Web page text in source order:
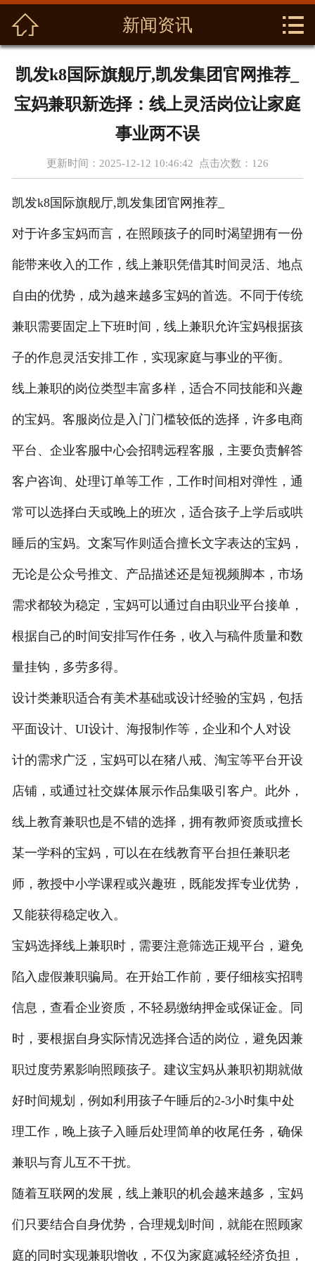
产品展示
养生功效
资质荣誉
基地展示
 新闻资讯 
凯发k8国际旗舰厅,凯发集团官网推荐_
宝妈兼职新选择：线上灵活岗位让家庭
事业两不误
更新时间：2025-12-12 10:46:42 点击次数： 126
凯发k8国际旗舰厅,凯发集团官网推荐_
对于许多宝妈而言，在照顾孩子的同时渴望拥有一份
能带来收入的工作，线上兼职凭借其时间灵活、地点
自由的优势，成为越来越多宝妈的首选。不同于传统
兼职需要固定上下班时间，线上兼职允许宝妈根据孩
子的作息灵活安排工作，实现家庭与事业的平衡。
线上兼职的岗位类型丰富多样，适合不同技能和兴趣
的宝妈。客服岗位是入门门槛较低的选择，许多电商
平台、企业客服中心会招聘远程客服，主要负责解答
客户咨询、处理订单等工作，工作时间相对弹性，通
常可以选择白天或晚上的班次，适合孩子上学后或哄
睡后的宝妈。文案写作则适合擅长文字表达的宝妈，
无论是公众号推文、产品描述还是短视频脚本，市场
需求都较为稳定，宝妈可以通过自由职业平台接单，
根据自己的时间安排写作任务，收入与稿件质量和数
量挂钩，多劳多得。
设计类兼职适合有美术基础或设计经验的宝妈，包括
平面设计、UI设计、海报制作等，企业和个人对设
计的需求广泛，宝妈可以在猪八戒、淘宝等平台开设
店铺，或通过社交媒体展示作品集吸引客户。此外，
线上教育兼职也是不错的选择，拥有教师资质或擅长
某一学科的宝妈，可以在在线教育平台担任兼职老
师，教授中小学课程或兴趣班，既能发挥专业优势，
又能获得稳定收入。
宝妈选择线上兼职时，需要注意筛选正规平台，避免
陷入虚假兼职骗局。在开始工作前，要仔细核实招聘
信息，查看企业资质，不轻易缴纳押金或保证金。同
时，要根据自身实际情况选择合适的岗位，避免因兼
职过度劳累影响照顾孩子。建议宝妈从兼职初期就做
好时间规划，例如利用孩子午睡后的2-3小时集中处
理工作，晚上孩子入睡后处理简单的收尾任务，确保
兼职与育儿互不干扰。
随着互联网的发展，线上兼职的机会越来越多，宝妈
们只要结合自身优势，合理规划时间，就能在照顾家
庭的同时实现兼职增收，不仅为家庭减轻经济负担，